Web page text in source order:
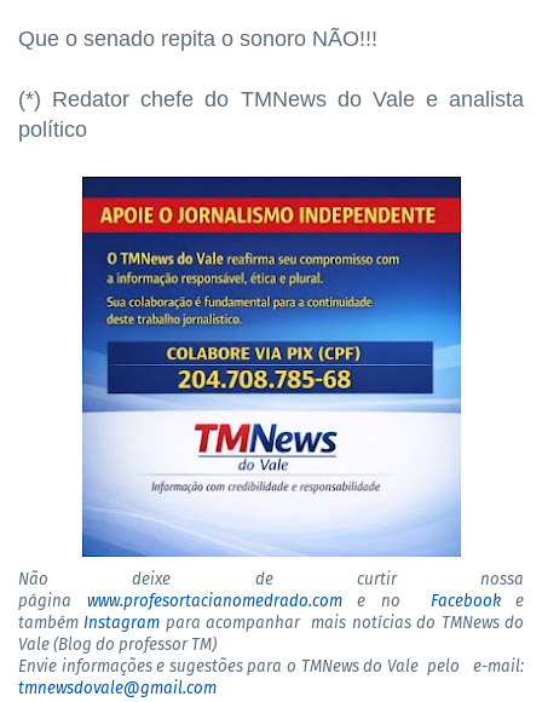
Que o senado repita o sonoro NÃO!!!
(*) Redator chefe do TMNews do Vale e analista
político
Não deixe de curtir nossa
página www.profesortacianomedrado.come no Facebooke
tambémInstagram para acompanhar mais notícias do TMNews do
Vale (Blog do professor TM)
Envie informações e sugestões para o TMNews do Vale pelo e-mail:
tmnewsdovale@gmail.com